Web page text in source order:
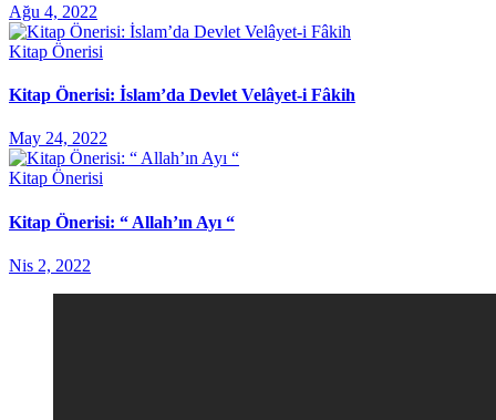
Ağu 4, 2022
Kitap Önerisi
Kitap Önerisi: İslam’da Devlet Velâyet-i Fâkih
May 24, 2022
Kitap Önerisi
Kitap Önerisi: “ Allah’ın Ayı “
Nis 2, 2022